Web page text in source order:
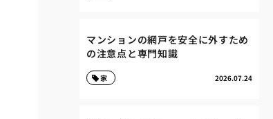
マンションの網戸を安全に外すため
の注意点と専門知識
2026.07.24
家